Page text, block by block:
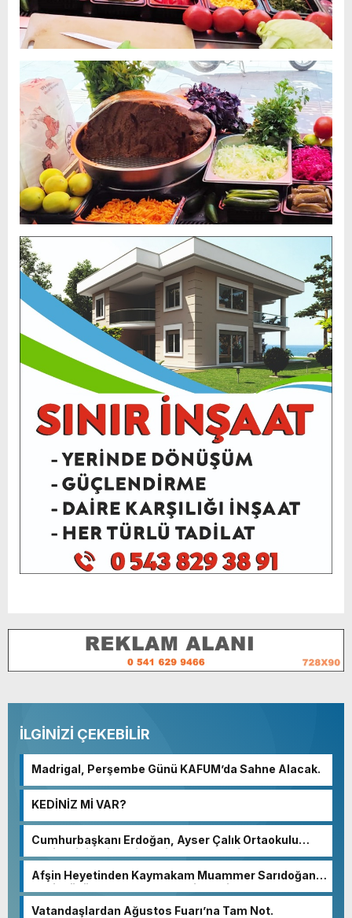
İLGİNİZİ ÇEKEBİLİR
Madrigal, Perşembe Günü KAFUM’da Sahne Alacak.
KEDİNİZ Mİ VAR?
Cumhurbaşkanı Erdoğan, Ayser Çalık Ortaokulu
Şehitlerinin Aileleriyle Bir Araya Geldi.
Afşin Heyetinden Kaymakam Muammer Sarıdoğan’a
Beşikdüzü’nde hayırlı olsun ziyareti.
Vatandaşlardan Ağustos Fuarı’na Tam Not.